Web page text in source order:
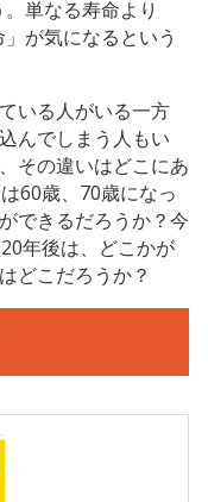
単なる寿命より
」が気になるという
いる人がいる一方
んでしまう人もい
その違いはどこにあ
60歳、70歳になっ
できるだろうか？今
年後は、どこかが
どこだろうか？